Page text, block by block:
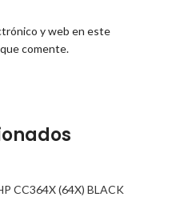
y web en este
comente.